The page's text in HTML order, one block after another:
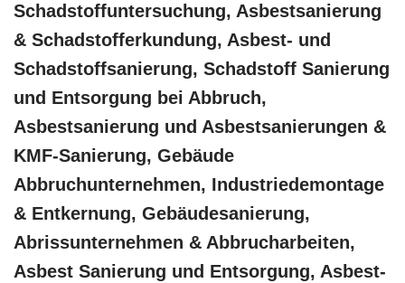
Schadstoffuntersuchung, Asbestsanierung
& Schadstofferkundung, Asbest- und
Schadstoffsanierung, Schadstoff Sanierung
und Entsorgung bei Abbruch,
Asbestsanierung und Asbestsanierungen &
KMF-Sanierung, Gebäude
Abbruchunternehmen, Industriedemontage
& Entkernung, Gebäudesanierung,
Abrissunternehmen & Abbrucharbeiten,
Asbest Sanierung und Entsorgung, Asbest-